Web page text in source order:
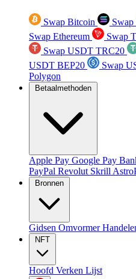
Swap Bitcoin Swap
Swap Ethereum
Swap
Swap USDT TRC20
USDT BEP20
Swap
Polygon
Betaalmethoden
Apple Pay Google Pay
PayPal Revolut Skrill
Bronnen
Gidsen Omvormer
NFT
Hoofd Verken Lijst